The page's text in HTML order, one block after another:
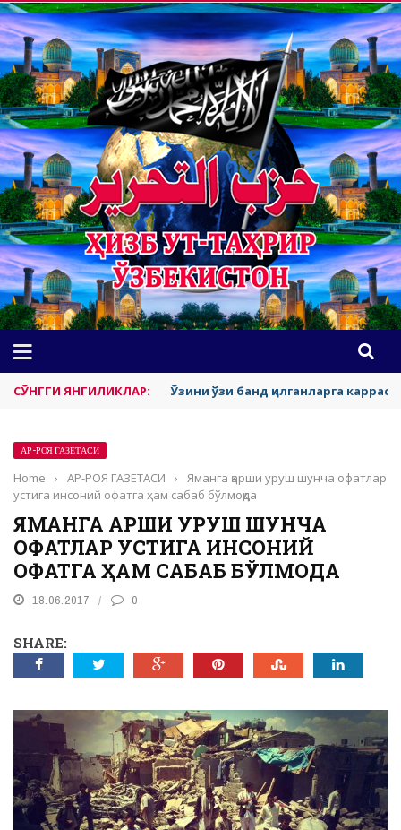
СЎНГГИ ЯНГИЛИКЛАР: Ўзини ўзи банд қилганларга
АР-РОЯ ГАЗЕТАСИ
Home › АР-РОЯ ГАЗЕТАСИ ›
Яманга қарши уруш шунча офатлар
устига инсоний офатга ҳам сабаб бўлмоқда
ЯМАНГА ҚАРШИ УРУШ ШУНЧА
ОФАТЛАР УСТИГА ИНСОНИЙ
ОФАТГА ҲАМ САБАБ БЎЛМОҚДА
18.06.2017 0
SHARE: